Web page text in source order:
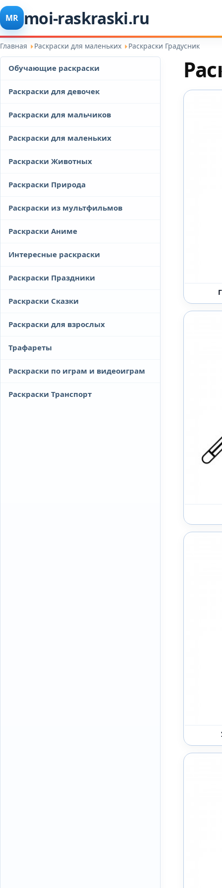
MR moi-raskraski.ru
Главная Раскраски для маленьких Раскраски Градусник
Обучающие раскраски
Раскраски для девочек
Раскраски для мальчиков
Раскраски для маленьких
Раскраски Животных
Раскраски Природа
Раскраски из мультфильмов
Раскраски Аниме
Интересные раскраски
Раскраски Праздники
Раскраски Сказки
Раскраски для взрослых
Трафареты
Раскраски по играм и видеоиграм
Раскраски Транспорт